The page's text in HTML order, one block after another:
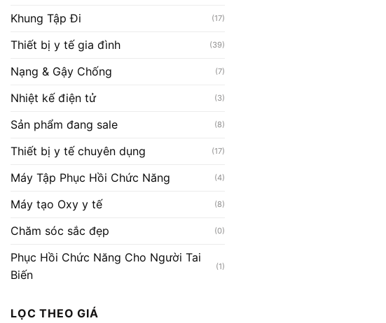
Khung Tập Đi (17)
Thiết bị y tế gia đình (39)
Nạng & Gậy Chống (7)
Nhiệt kế điện tử (3)
Sản phẩm đang sale (8)
Thiết bị y tế chuyên dụng (17)
Máy Tập Phục Hồi Chức Năng (4)
Máy tạo Oxy y tế (8)
Chăm sóc sắc đẹp (0)
Phục Hồi Chức Năng Cho Người Tai
Biến
(1)
LỌC THEO GIÁ